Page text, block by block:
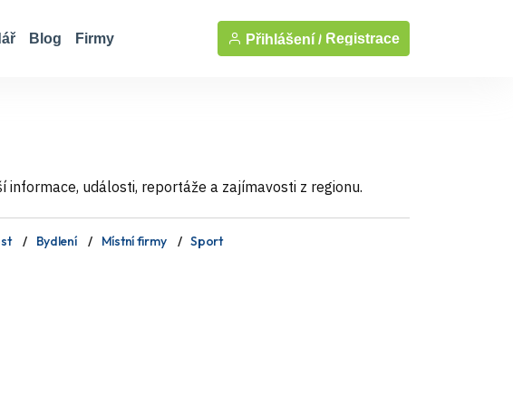
Blog Firmy Přihlášení / Registrace
události, reportáže a zajímavosti z regionu.
Bydlení Místní firmy Sport